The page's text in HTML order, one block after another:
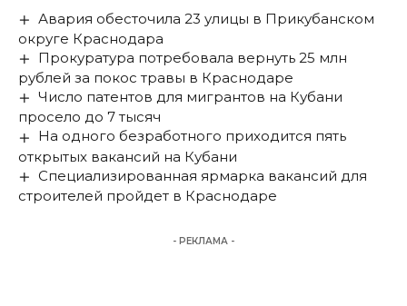
Авария обесточила 23 улицы в Прикубанском
округе Краснодара
Прокуратура потребовала вернуть 25 млн
рублей за покос травы в Краснодаре
Число патентов для мигрантов на Кубани
просело до 7 тысяч
На одного безработного приходится пять
открытых вакансий на Кубани
Специализированная ярмарка вакансий для
строителей пройдет в Краснодаре
- РЕКЛАМА -